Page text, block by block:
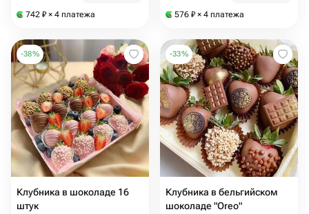
742 ₽ × 4 платежа 576 ₽ × 4 платежа
-38%
Клубника в шоколаде 16
штук
-33%
Клубника в бельгийском
шоколаде "Oreo"